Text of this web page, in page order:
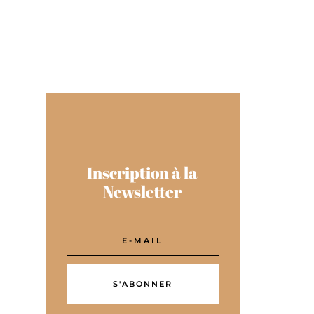
Inscription à la
Newsletter
S'ABONNER